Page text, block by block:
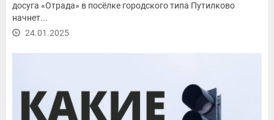
досуга «Отрада» в посёлке городского типа Путилково
начнет...
24.01.2025